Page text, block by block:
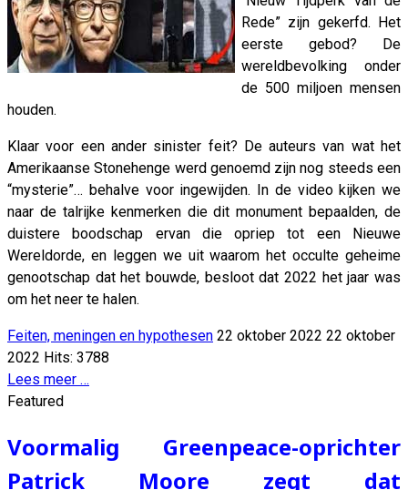
Rede” zijn gekerfd. Het
eerste gebod? De
wereldbevolking onder
de 500 miljoen mensen
houden.
Klaar voor een ander sinister feit? De auteurs van wat het
Amerikaanse Stonehenge werd genoemd zijn nog steeds een
“mysterie”… behalve voor ingewijden. In de video kijken we
naar de talrijke kenmerken die dit monument bepaalden, de
duistere boodschap ervan die opriep tot een Nieuwe
Wereldorde, en leggen we uit waarom het occulte geheime
genootschap dat het bouwde, besloot dat 2022 het jaar was
om het neer te halen.
Feiten, meningen en hypothesen 22 oktober 2022 22 oktober
2022 Hits: 3788
Lees meer …
Featured
Voormalig Greenpeace-oprichter
Patrick Moore zegt dat